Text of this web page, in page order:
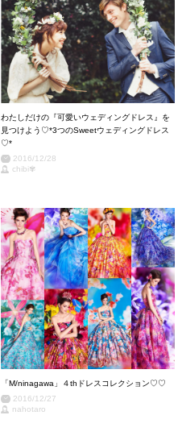
わたしだけの『可愛いウェディングドレス』を
見つけよう♡*3つのSweetウェディングドレス
♡*
2016/12/28
chibi✾
「M/ninagawa」４thドレスコレクション♡♡
2016/12/27
nahotaro